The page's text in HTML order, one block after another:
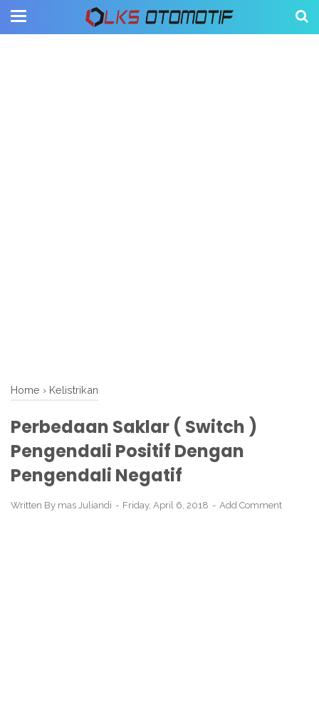
Home › Kelistrikan
Perbedaan Saklar ( Switch )
Pengendali Positif Dengan
Pengendali Negatif
Written By mas Juliandi Friday, April 6, 2018 Add Comment